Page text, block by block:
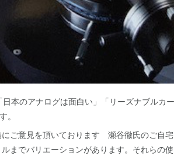
本のアナログは面白い」「リーズナブルカ
。
ご意見を頂いております 瀬谷徹氏のご自
までバリエーションがあります。それらの